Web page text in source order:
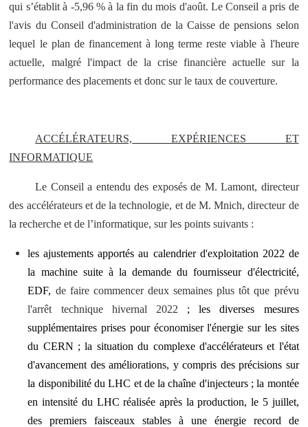
qui s’établit à -5,96 % à la fin du mois d'août. Le Conseil a pris de
l'avis du Conseil d'administration de la Caisse de pensions selon
lequel le plan de financement à long terme reste viable à l'heure
actuelle, malgré l'impact de la crise financière actuelle sur la
performance des placements et donc sur le taux de couverture.
ACCÉLÉRATEURS, EXPÉRIENCES ET
INFORMATIQUE
Le Conseil a entendu des exposés de M. Lamont, directeur
des accélérateurs et de la technologie, et de M. Mnich, directeur de
la recherche et de l’informatique, sur les points suivants :
les ajustements apportés au calendrier d'exploitation 2022 de
la machine suite à la demande du fournisseur d'électricité,
EDF, de faire commencer deux semaines plus tôt que prévu
l'arrêt technique hivernal 2022 ; les diverses mesures
supplémentaires prises pour économiser l'énergie sur les sites
du CERN ; la situation du complexe d'accélérateurs et l'état
d'avancement des améliorations, y compris des précisions sur
la disponibilité du LHC et de la chaîne d'injecteurs ; la montée
en intensité du LHC réalisée après la production, le 5 juillet,
des premiers faisceaux stables à une énergie record de